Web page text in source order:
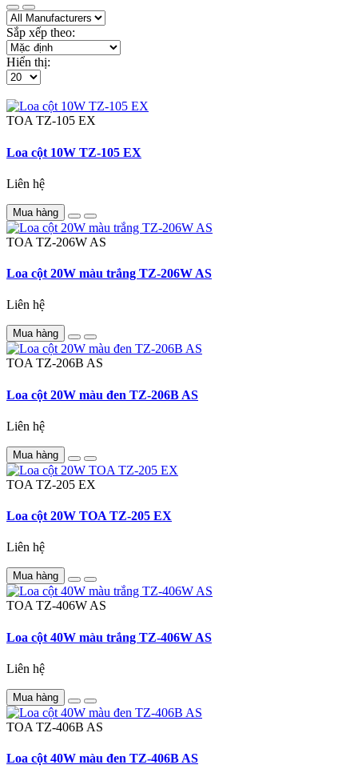
Sắp xếp theo:
Hiển thị:
TOA TZ-105 EX
Loa cột 10W TZ-105 EX
Liên hệ
Mua hàng
TOA TZ-206W AS
Loa cột 20W màu trắng TZ-206W AS
Liên hệ
Mua hàng
TOA TZ-206B AS
Loa cột 20W màu đen TZ-206B AS
Liên hệ
Mua hàng
TOA TZ-205 EX
Loa cột 20W TOA TZ-205 EX
Liên hệ
Mua hàng
TOA TZ-406W AS
Loa cột 40W màu trắng TZ-406W AS
Liên hệ
Mua hàng
TOA TZ-406B AS
Loa cột 40W màu đen TZ-406B AS